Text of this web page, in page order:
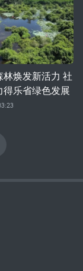
林焕发新活力 社
得乐省绿色发展